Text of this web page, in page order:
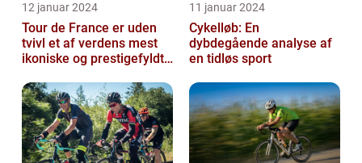
12 januar 2024
Tour de France er uden
tvivl et af verdens mest
ikoniske og prestigefyldte
11 januar 2024
Cykelløb: En
dybdegående analyse af
en tidløs sport